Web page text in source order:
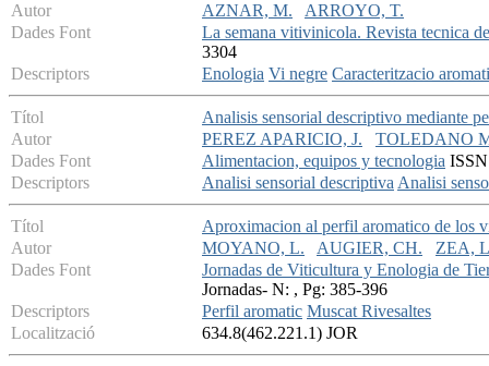
Autor
AZNAR, M.
ARROYO, T.
Dades Font
La semana vitivinicola. Revista tecnica
3304
Descriptors
Enologia Vi negre Caracteritzacio
Títol
Analisis sensorial descriptivo mediante
Autor
PEREZ APARICIO, J.
TOLEDANO
Dades Font
Alimentacion, equipos y tecnologia
Descriptors
Analisi sensorial descriptivaAnalisi
Títol
Aproximacion al perfil aromatico de los
Autor
MOYANO, L. AUGIER, CH.
ZEA,
Dades Font
Jornadas de Viticultura y Enologia de
Jornadas- N: , Pg: 385-396
Descriptors
Perfil aromatic Muscat Rivesaltes
Localització
634.8(462.221.1) JOR